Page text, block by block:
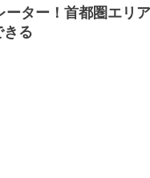
ター！首都圏エリ
きる